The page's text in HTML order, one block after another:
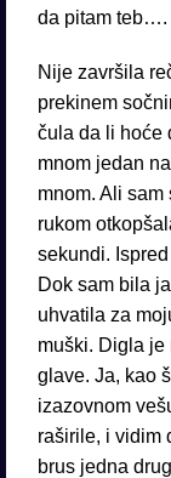
da pitam teb….
Nije završila
prekinem
čula da li hoće
mnom jedan
mnom. Ali
rukom
sekundi.
Dok sam bila
uhvatila za
muški. Digla
glave. Ja, kao
izazovnom
raširile, i vidim
brus jedna